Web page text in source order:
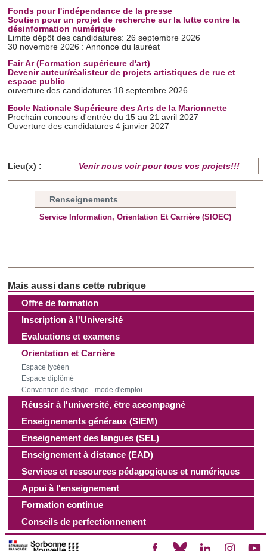
publicité et d'analyse, qui peuvent combiner celles-ci avec
d'autres informations que vous leur avez fournies ou qu'ils
ont collectées lors de votre utilisation de leurs services.
Offre de formation
Inscription à l'Université
Evaluations et examens
Orientation et Carrière
Espace lycéen
Espace diplômé
Convention de stage - mode d'emploi
Réussir à l'université, être accompagné
Enseignements généraux (SIEM)
Enseignement des langues (SEL)
Enseignement à distance (EAD)
Services et ressources pédagogiques et numériques
Appui à l'enseignement
Formation continue
Conseils de perfectionnement
Fonds pour l'indépendance de la presse
Soutien pour un projet de recherche sur la lutte contre la
désinformation numérique
Limite dépôt des candidatures: 26 septembre 2026
30 novembre 2026 : Annonce du lauréat
Fair Ar (Formation supérieure d'art)
Devenir auteur/réalisteur de projets artistiques de rue et
espace public
ouverture des candidatures 18 septembre 2026
Ecole Nationale Supérieure des Arts de la Marionnette
Prochain concours d'entrée du 15 au 21 avril 2027
Ouverture des candidatures 4 janvier 2027
Lieu(x) : Venir nous voir pour tous vos projets!!!
Renseignements
Service Information, Orientation Et Carrière (SIOEC)